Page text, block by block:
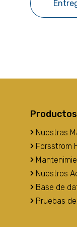
Nuestras
Forsstrom
Nuestros
Base de
Pruebas